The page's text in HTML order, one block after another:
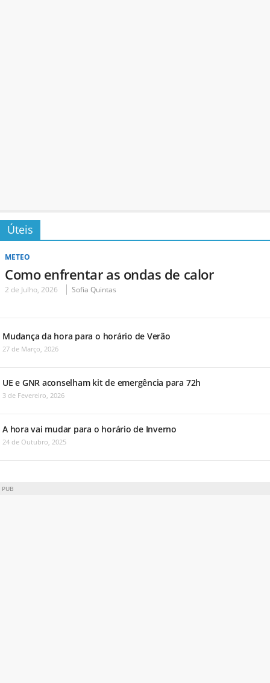
Úteis
METEO
Como enfrentar as ondas de calor
2 de Julho, 2026 Sofia Quintas
Mudança da hora para o horário de Verão
27 de Março, 2026
UE e GNR aconselham kit de emergência para 72h
3 de Fevereiro, 2026
A hora vai mudar para o horário de Inverno
24 de Outubro, 2025
PUB